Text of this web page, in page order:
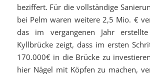
beziffert. Für die vollständige
bei Pelm waren weitere 2,5 Mio. €
das im vergangenen Jahr
Kyllbrücke zeigt, dass im ersten
170.000€ in die Brücke zu
hier Nägel mit Köpfen zu machen,